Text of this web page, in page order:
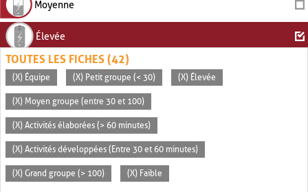
Moyenne
Élevée
TOUTES LES FICHES (42)
(X) Équipe (X) Petit groupe (< 30) (X) Élevée
(X) Moyen groupe (entre 30 et 100)
(X) Activités élaborées (> 60 minutes)
(X) Activités développées (Entre 30 et 60 minutes)
(X) Grand groupe (> 100) (X) Faible